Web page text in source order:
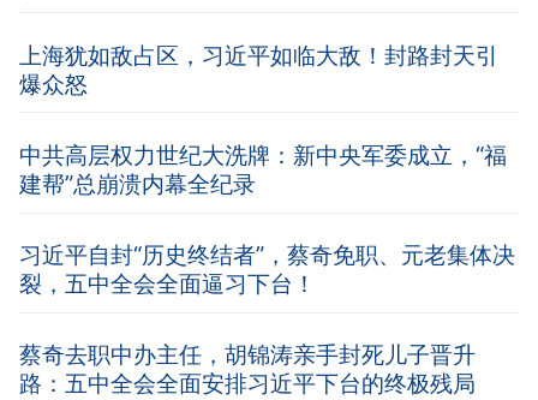
上海犹如敌占区，习近平如临大敌！封路封天引
爆众怒
中共高层权力世纪大洗牌：新中央军委成立，“福
建帮”总崩溃内幕全纪录
习近平自封“历史终结者”，蔡奇免职、元老集体决
裂，五中全会全面逼习下台！
蔡奇去职中办主任，胡锦涛亲手封死儿子晋升
路：五中全会全面安排习近平下台的终极残局